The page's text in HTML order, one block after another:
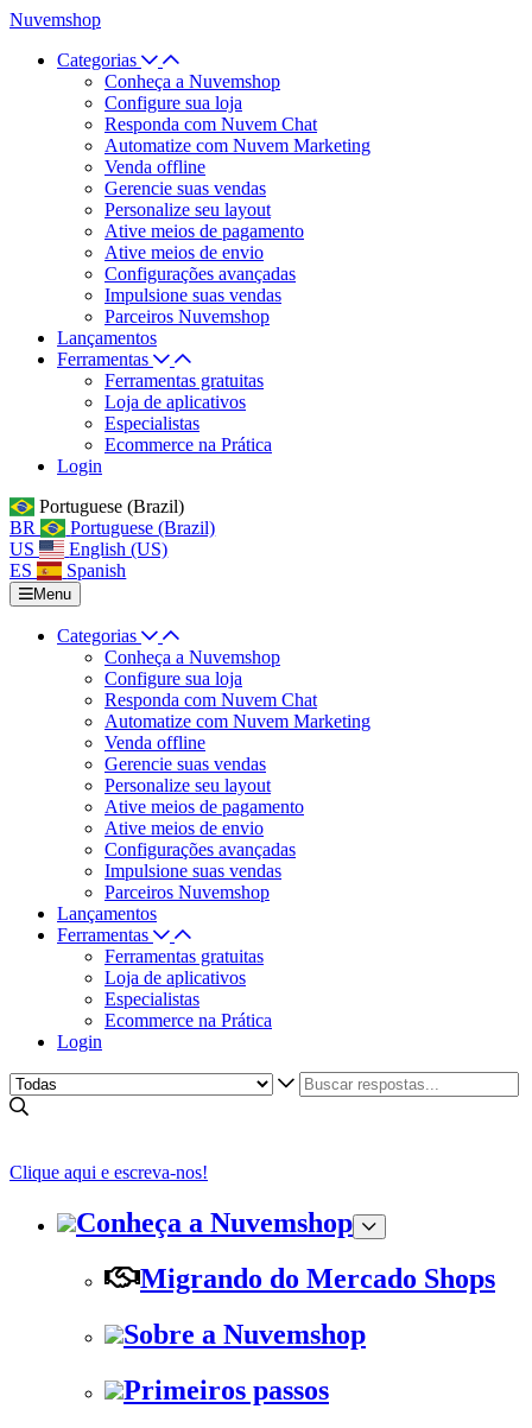
Nuvemshop
Categorias
Conheça a Nuvemshop
Configure sua loja
Responda com Nuvem Chat
Automatize com Nuvem Marketing
Venda offline
Gerencie suas vendas
Personalize seu layout
Ative meios de pagamento
Ative meios de envio
Configurações avançadas
Impulsione suas vendas
Parceiros Nuvemshop
Lançamentos
Ferramentas
Ferramentas gratuitas
Loja de aplicativos
Especialistas
Ecommerce na Prática
Login
Portuguese (Brazil)
BR
Portuguese (Brazil)
US
English (US)
ES
Spanish
Menu
Categorias
Conheça a Nuvemshop
Configure sua loja
Responda com Nuvem Chat
Automatize com Nuvem Marketing
Venda offline
Gerencie suas vendas
Personalize seu layout
Ative meios de pagamento
Ative meios de envio
Configurações avançadas
Impulsione suas vendas
Parceiros Nuvemshop
Lançamentos
Ferramentas
Ferramentas gratuitas
Loja de aplicativos
Especialistas
Ecommerce na Prática
Login
Clique aqui e escreva-nos!
Conheça a Nuvemshop
Migrando do Mercado Shops
Sobre a Nuvemshop
Primeiros passos